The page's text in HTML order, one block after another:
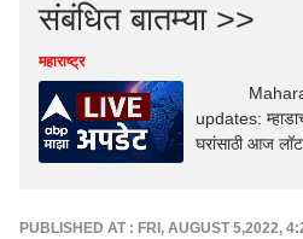
संबंधित बातम्या >>
महाराष्ट्र
updates:
घरांसाठी आज
PUBLISHED AT : FRI, AUGUST 5,2022,